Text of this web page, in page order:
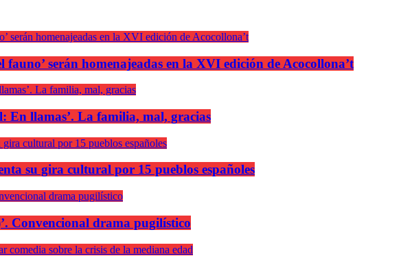
fauno’ serán homenajeadas en la XVI edición de Acocollona’t
En llamas’. La familia, mal, gracias
su gira cultural por 15 pueblos españoles
Convencional drama pugilístico